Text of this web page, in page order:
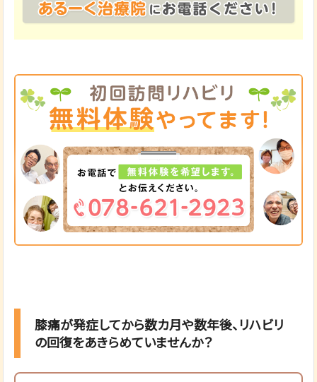
膝痛が発症してから数カ月や数年後、リハビリ
の回復をあきらめていませんか？